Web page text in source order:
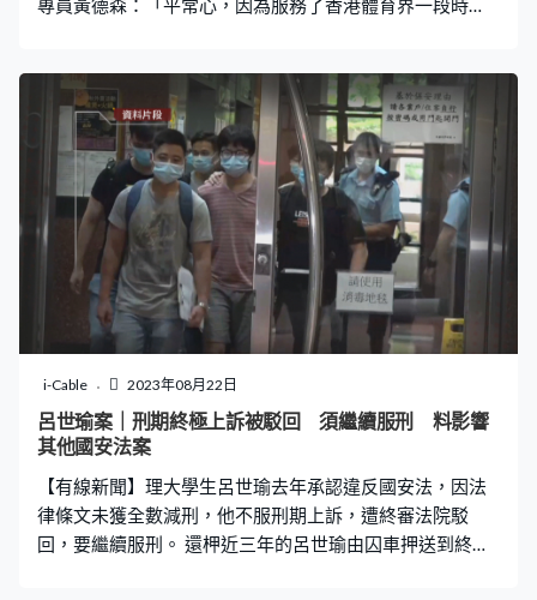
專員黃德森：「平常心，因為服務了香港體育界一段時
否訂立目標希望做到甚麼？）我先上班吧。」
i-Cable 2023年08月22日
呂世瑜案｜刑期終極上訴被駁回 須繼續服刑 料影響
其他國安法案
【有線新聞】理大學生呂世瑜去年承認違反國安法，因法
律條文未獲全數減刑，他不服刑期上訴，遭終審法院駁
回，要繼續服刑。 還柙近三年的呂世瑜由囚車押送到終審